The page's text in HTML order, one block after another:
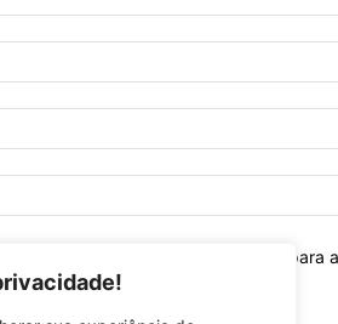
nome, e-mail e site neste navegador